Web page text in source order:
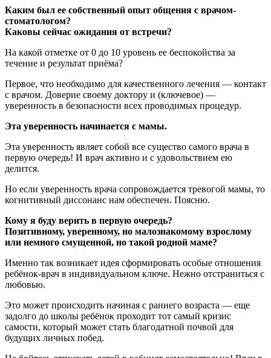
Каким был ее собственный опыт общения с врачом-
стоматологом?
Каковы сейчас ожидания от встречи?
На какой отметке от 0 до 10 уровень ее беспокойства за
течение и результат приёма?
Первое, что необходимо для качественного лечения — контакт
с врачом. Доверие своему доктору и (ключевое) —
уверенность в безопасности всех проводимых процедур.
Эта уверенность начинается с мамы.
Эта уверенность являет собой все существо самого врача в
первую очередь! И врач активно и с удовольствием ею
делится.
Но если уверенность врача сопровождается тревогой мамы, то
когнитивный диссонанс нам обеспечен. Поясню.
Кому я буду верить в первую очередь?
Позитивному, уверенному, но малознакомому взрослому
или немного смущенной, но такой родной маме?
Именно так возникает идея сформировать особые отношения
ребёнок-врач в индивидуальном ключе. Нежно отстраниться с
любовью.
Это может происходить начиная с раннего возраста — еще
задолго до школы ребёнок проходит тот самый кризис
самости, который может стать благодатной почвой для
будущих личных побед.